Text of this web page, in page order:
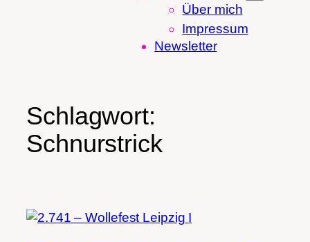
Über mich
Impressum
Newsletter
Schlagwort:
Schnurstrick